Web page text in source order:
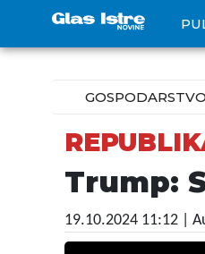
GOSPODARSTVO
Trump:
19.10.2024 11:12 |